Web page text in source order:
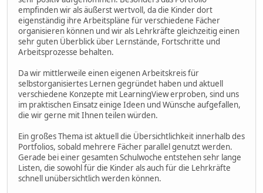
empfinden wir als äußerst wertvoll, da die Kinder dort
eigenständig ihre Arbeitspläne für verschiedene Fächer
organisieren können und wir als Lehrkräfte gleichzeitig einen
sehr guten Überblick über Lernstände, Fortschritte und
Arbeitsprozesse behalten.
Da wir mittlerweile einen eigenen Arbeitskreis für
selbstorganisiertes Lernen gegründet haben und aktuell
verschiedene Konzepte mit LearningView erproben, sind uns
im praktischen Einsatz einige Ideen und Wünsche aufgefallen,
die wir gerne mit Ihnen teilen würden.
Ein großes Thema ist aktuell die Übersichtlichkeit innerhalb des
Portfolios, sobald mehrere Fächer parallel genutzt werden.
Gerade bei einer gesamten Schulwoche entstehen sehr lange
Listen, die sowohl für die Kinder als auch für die Lehrkräfte
schnell unübersichtlich werden können.